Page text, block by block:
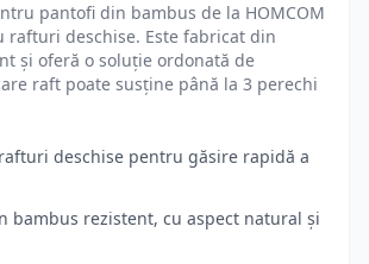
pantofi din bambus de la HOMCOM
rafturi deschise. Este fabricat din
și oferă o soluție ordonată de
raft poate susține până la 3 perechi
deschise pentru găsire rapidă a
bambus rezistent, cu aspect natural și